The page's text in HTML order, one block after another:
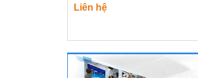
Liên hệ